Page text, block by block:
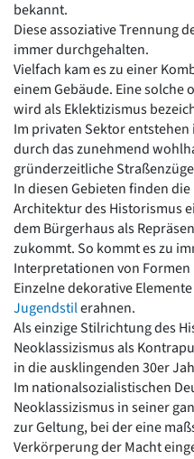
Vorromanik
Römische Antike
Über uns
Über baukunst-nrw
Fachbeirat
Freunde & Förderer
Kontakt
Impressum
Datenschutz
Suchbegriff eingeben
bekannt.
Diese assoziative Trennung
immer durchgehalten.
Vielfach kam es zu einer
einem Gebäude. Eine
wird als Eklektizismus
Im privaten Sektor
durch das zunehmend
gründerzeitliche
In diesen Gebieten finden
Architektur des Historismus
dem Bürgerhaus als
zukommt. So kommt es zu
Interpretationen von
Einzelne dekorative
Jugendstilerahnen.
Als einzige Stilrichtung des
Neoklassizismus als
in die ausklingenden 30er
Im nationalsozialistischen
Neoklassizismus in seiner
zur Geltung, bei der eine
Verkörperung der Macht